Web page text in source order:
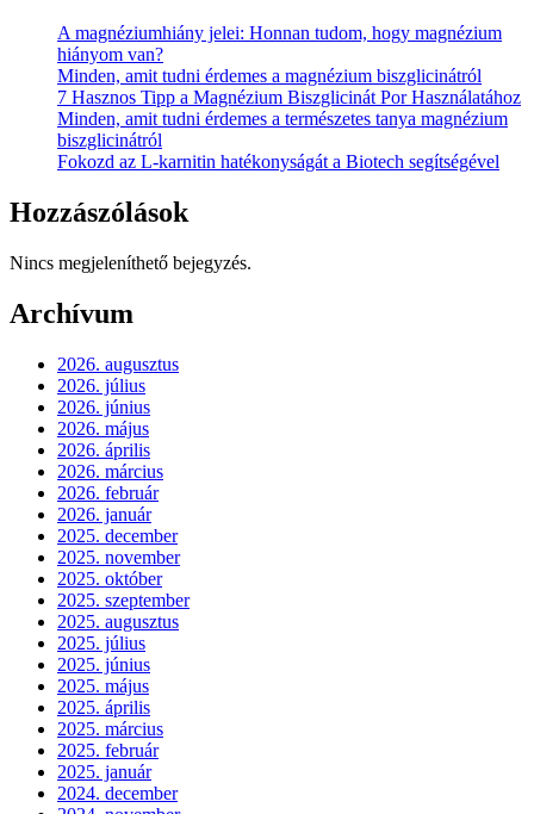
A magnéziumhiány jelei: Honnan tudom, hogy magnézium
hiányom van?
Minden, amit tudni érdemes a magnézium biszglicinátról
7 Hasznos Tipp a Magnézium Biszglicinát Por Használatához
Minden, amit tudni érdemes a természetes tanya magnézium
biszglicinátról
Fokozd az L-karnitin hatékonyságát a Biotech segítségével
Hozzászólások
Nincs megjeleníthető bejegyzés.
Archívum
2026. augusztus
2026. július
2026. június
2026. május
2026. április
2026. március
2026. február
2026. január
2025. december
2025. november
2025. október
2025. szeptember
2025. augusztus
2025. július
2025. június
2025. május
2025. április
2025. március
2025. február
2025. január
2024. december